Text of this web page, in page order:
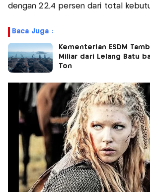
dengan 22,4 persen dari total
Baca Juga :
Kementerian ESDM
Miliar dari Lelang Batu
Ton